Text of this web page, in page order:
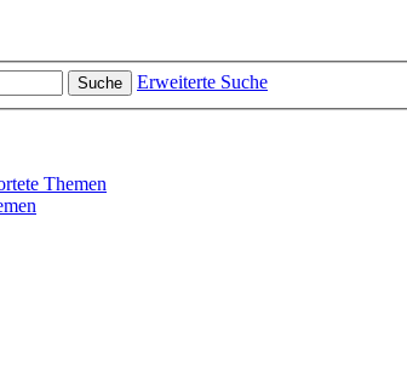
Suche Erweiterte Suche
Themen